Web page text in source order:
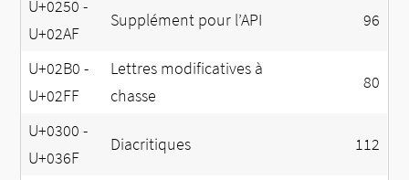
U+0250 -
U+02AF
Supplément pour l’API 96
U+02B0 -
U+02FF
Lettres modificatives à
chasse
80
U+0300 -
U+036F
Diacritiques 112